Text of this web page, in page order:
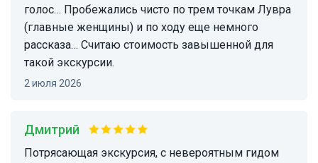
голос… Пробежались чисто по трем точкам Лувра
(главные женщины) и по ходу еще немного
рассказа… Считаю стоимость завышенной для
такой экскурсии.
2 июля 2026
Дмитрий
Потрясающая экскурсия, с невероятным гидом